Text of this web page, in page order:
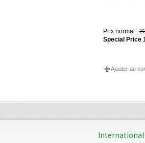
Prix normal :
Special Price
Ajouter au
International